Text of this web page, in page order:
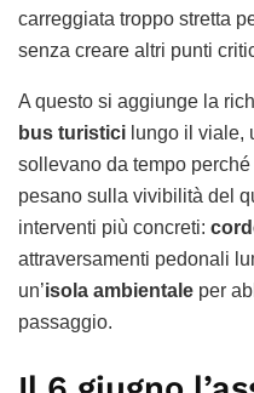
carreggiata troppo stretta
senza creare altri punti
A questo si aggiunge la
bus turistici lungo il viale,
sollevano da tempo
pesano sulla vivibilità del
interventi più concreti:
attraversamenti pedonali
un’isola ambientale per
passaggio.